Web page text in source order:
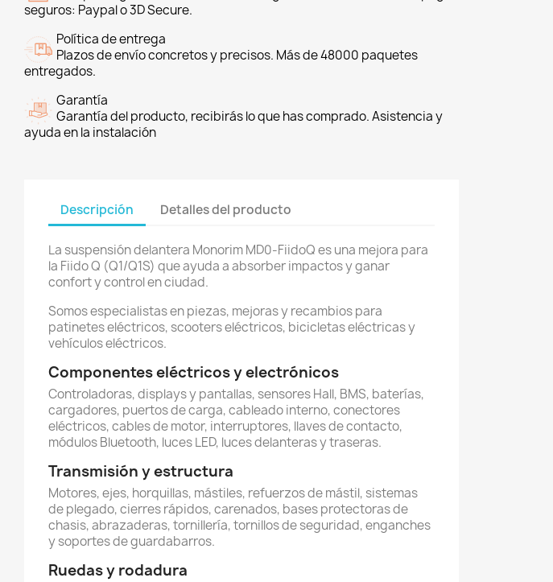
seguros: Paypal o 3D Secure.
Política de entrega
Plazos de envío concretos y precisos. Más de 48000 paquetes
entregados.
Garantía
Garantía del producto, recibirás lo que has comprado. Asistencia y
ayuda en la instalación
Descripción Detalles del producto
La suspensión delantera Monorim MD0-FiidoQ es una mejora para
la Fiido Q (Q1/Q1S) que ayuda a absorber impactos y ganar
confort y control en ciudad.
Somos especialistas en piezas, mejoras y recambios para
patinetes eléctricos, scooters eléctricos, bicicletas eléctricas y
vehículos eléctricos.
Componentes eléctricos y electrónicos
Controladoras, displays y pantallas, sensores Hall, BMS, baterías,
cargadores, puertos de carga, cableado interno, conectores
eléctricos, cables de motor, interruptores, llaves de contacto,
módulos Bluetooth, luces LED, luces delanteras y traseras.
Transmisión y estructura
Motores, ejes, horquillas, mástiles, refuerzos de mástil, sistemas
de plegado, cierres rápidos, carenados, bases protectoras de
chasis, abrazaderas, tornillería, tornillos de seguridad, enganches
y soportes de guardabarros.
Ruedas y rodadura